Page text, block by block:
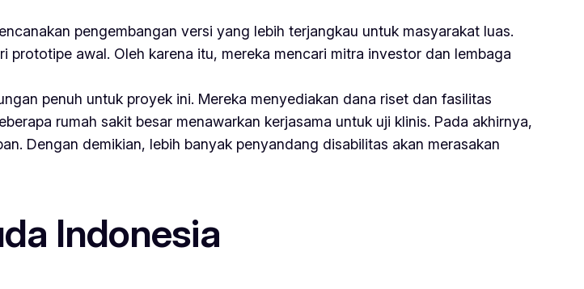
pengembangan versi yang lebih terjangkau untuk masyarakat luas.
awal. Oleh karena itu, mereka mencari mitra investor dan lembaga
penuh untuk proyek ini. Mereka menyediakan dana riset dan fasilitas
rumah sakit besar menawarkan kerjasama untuk uji klinis. Pada akhirnya,
Dengan demikian, lebih banyak penyandang disabilitas akan merasakan
Indonesia